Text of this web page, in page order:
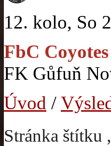
12. kolo, So
FbC
FK Gůfuň
Úvod /
Stránka štítku